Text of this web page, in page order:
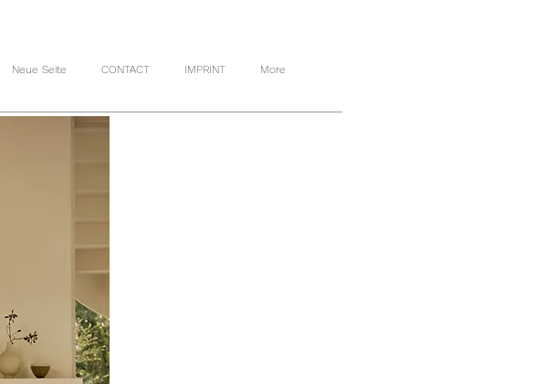
Neue Seite CONTACT IMPRINT More